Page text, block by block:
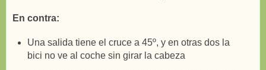
En contra:
Una salida tiene el cruce a 45º, y en otras dos la
bici no ve al coche sin girar la cabeza